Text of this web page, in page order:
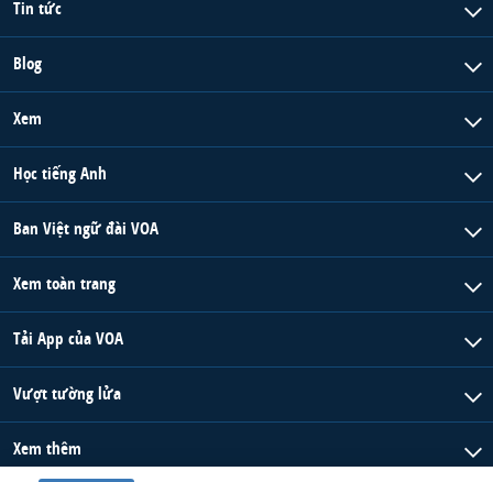
Tin tức
Blog
Xem
Học tiếng Anh
Ban Việt ngữ đài VOA
Xem toàn trang
Tải App của VOA
Vượt tường lửa
Xem thêm